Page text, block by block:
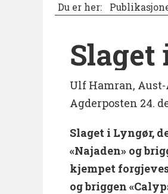
Du er her:
Slaget
Ulf Hamran,
Agderposten 24.
Slaget i Lyngør,
«Najaden» og
kjempet
og briggen